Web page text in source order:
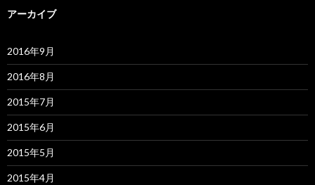
アーカイブ
2016年9月
2016年8月
2015年7月
2015年6月
2015年5月
2015年4月